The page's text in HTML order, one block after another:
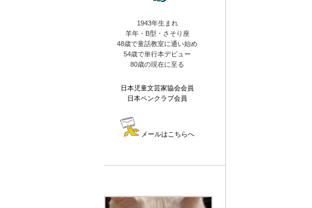
1943年生まれ
羊年・B型・さそり座
48歳で童話教室に通い始め
54歳で単行本デビュー
80歳の現在に至る
日本児童文芸家協会会員
日本ペンクラブ会員
メールはこちらへ